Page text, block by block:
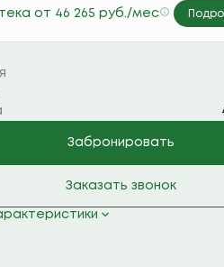
от 46 265 руб./мес
Забронировать
Заказать звонок